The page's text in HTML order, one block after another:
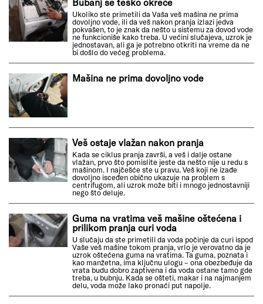
Ukoliko ste primetili da Vaša veš mašina ne prima
dovoljno vode, ili da veš nakon pranja izlazi jedva
pokvašen, to je znak da nešto u sistemu za dovod vode
ne funkcioniše kako treba. U većini slučajeva, uzrok je
jednostavan, ali ga je potrebno otkriti na vreme da ne
bi došlo do većeg problema.
Mašina ne prima dovoljno vode
Veš ostaje vlažan nakon pranja
Kada se ciklus pranja završi, a veš i dalje ostane
vlažan, prvo što pomislite jeste da nešto nije u redu s
mašinom. I najčešće ste u pravu. Veš koji ne izađe
dovoljno isceđen obično ukazuje na problem s
centrifugom, ali uzrok može biti i mnogo jednostavniji
nego što deluje.
Guma na vratima veš mašine oštećena i
prilikom pranja curi voda
U slučaju da ste primetili da voda počinje da curi ispod
Vaše veš mašine tokom pranja, vrlo je verovatno da je
uzrok oštećena guma na vratima. Ta guma, poznata i
kao manžetna, ima ključnu ulogu – ona obezbeđuje da
vrata budu dobro zaptivena i da voda ostane tamo gde
treba, u bubnju. Kada se ošteti, makar i na najmanjem
delu, voda može lako pronaći put napolje.